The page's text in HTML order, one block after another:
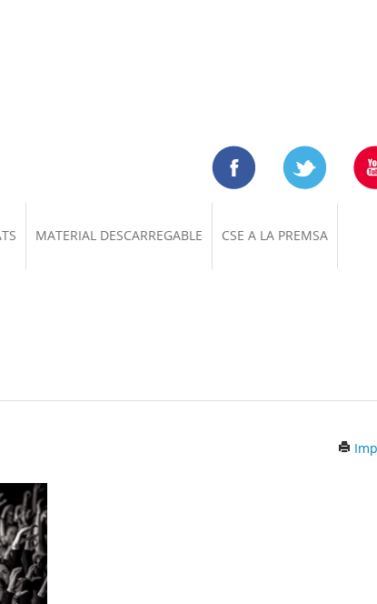
MATERIAL DESCARREGABLE CSE A LA PREMSA